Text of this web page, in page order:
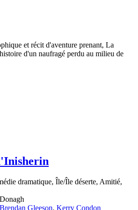
et récit d'aventure prenant, La
d'un naufragé perdu au milieu de
dramatique, Île/Île déserte, Amitié,
Brendan Gleeson, Kerry Condon